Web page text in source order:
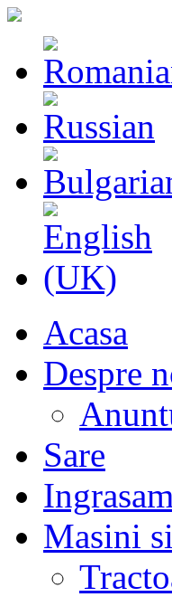
Acasa
Despre
Sare
Masini